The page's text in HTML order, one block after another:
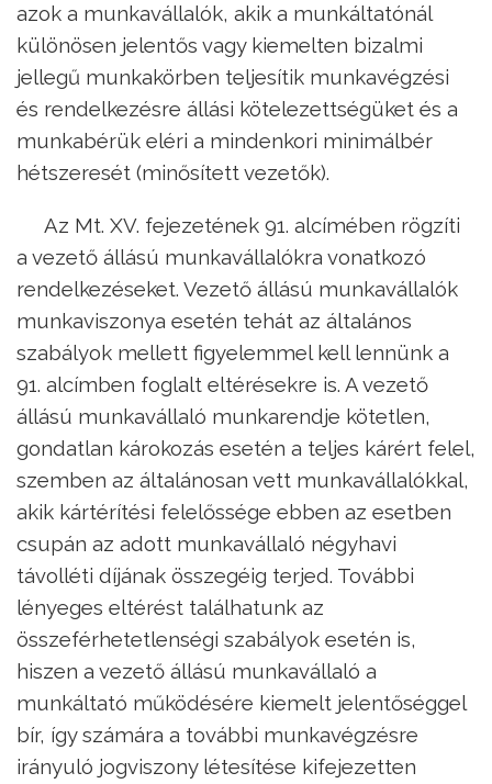
azok a munkavállalók, akik a munkáltatónál
különösen jelentős vagy kiemelten bizalmi
jellegű munkakörben teljesítik munkavégzési
és rendelkezésre állási kötelezettségüket és a
munkabérük eléri a mindenkori minimálbér
hétszeresét (minősített vezetők).
Az Mt. XV. fejezetének 91. alcímében rögzíti
a vezető állású munkavállalókra vonatkozó
rendelkezéseket. Vezető állású munkavállalók
munkaviszonya esetén tehát az általános
szabályok mellett figyelemmel kell lennünk a
91. alcímben foglalt eltérésekre is. A vezető
állású munkavállaló munkarendje kötetlen,
gondatlan károkozás esetén a teljes kárért felel,
szemben az általánosan vett munkavállalókkal,
akik kártérítési felelőssége ebben az esetben
csupán az adott munkavállaló négyhavi
távolléti díjának összegéig terjed. További
lényeges eltérést találhatunk az
összeférhetetlenségi szabályok esetén is,
hiszen a vezető állású munkavállaló a
munkáltató működésére kiemelt jelentőséggel
bír, így számára a további munkavégzésre
irányuló jogviszony létesítése kifejezetten